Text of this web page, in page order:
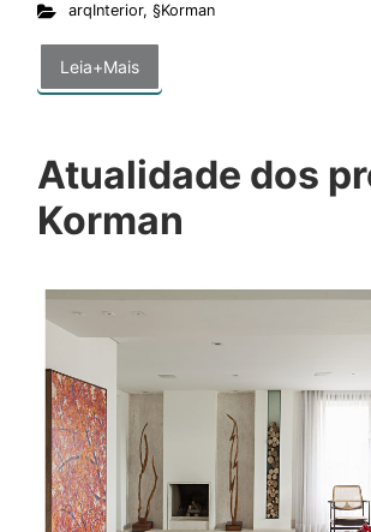
arqInterior, §Korman
Leia+Mais
Atualidade dos
Korman